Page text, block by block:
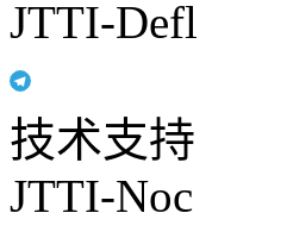
JTTI-Defl
技术支持
JTTI-Noc